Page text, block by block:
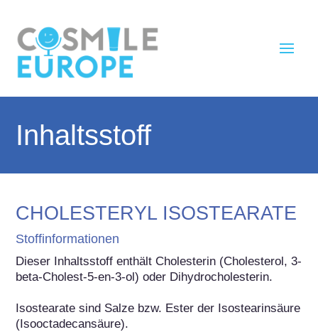
Inhaltsstoff
CHOLESTERYL ISOSTEARATE
Stoffinformationen
Dieser Inhaltsstoff enthält Cholesterin (Cholesterol, 3-
beta-Cholest-5-en-3-ol) oder Dihydrocholesterin.
Isostearate sind Salze bzw. Ester der Isostearinsäure
(Isooctadecansäure).